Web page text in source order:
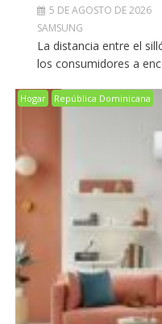
5 DE AGOSTO DE 2026
SAMSUNG
La distancia entre el
los consumidores a
Hogar República Dominicana